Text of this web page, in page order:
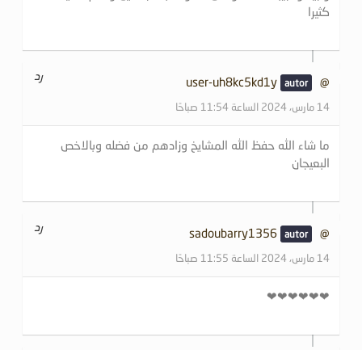
كثيرا
@user-uh8kc5kd1y
14 مارس، 2024 الساعة 11:54 صباحًا
رد
ما شاء الله حفظ الله المشايخ وزادهم من فضله وبالاخص
البعيجان
@sadoubarry1356
14 مارس، 2024 الساعة 11:55 صباحًا
رد
❤❤❤❤❤❤